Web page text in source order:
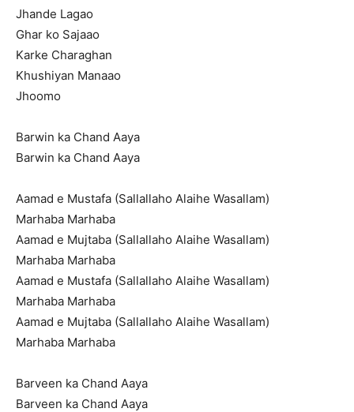
Jhande Lagao
Ghar ko Sajaao
Karke Charaghan
Khushiyan Manaao
Jhoomo
Barwin ka Chand Aaya
Barwin ka Chand Aaya
Aamad e Mustafa (Sallallaho Alaihe Wasallam)
Marhaba Marhaba
Aamad e Mujtaba (Sallallaho Alaihe Wasallam)
Marhaba Marhaba
Aamad e Mustafa (Sallallaho Alaihe Wasallam)
Marhaba Marhaba
Aamad e Mujtaba (Sallallaho Alaihe Wasallam)
Marhaba Marhaba
Barveen ka Chand Aaya
Barveen ka Chand Aaya